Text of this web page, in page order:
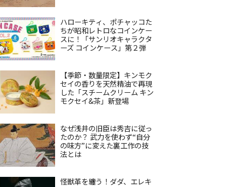
ハローキティ、ポチャッコた
ちが昭和レトロなコインケー
スに！「サンリオキャラクタ
ーズ コインケース」第２弾
【季節・数量限定】キンモク
セイの香りを天然精油で再現
した「スチームクリーム キン
モクセイ&茶」新登場
なぜ浅井の旧臣は秀吉に従っ
たのか？ 武力を使わず“自分
の味方”に変えた裏工作の技
法とは
怪獣革を纏う！ダダ、エレキ